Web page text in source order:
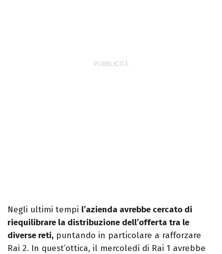
Negli ultimi tempi l’azienda avrebbe cercato di
riequilibrare la distribuzione dell’offerta tra le
diverse reti, puntando in particolare a rafforzare
Rai 2. In quest’ottica, il mercoledì di Rai 1 avrebbe